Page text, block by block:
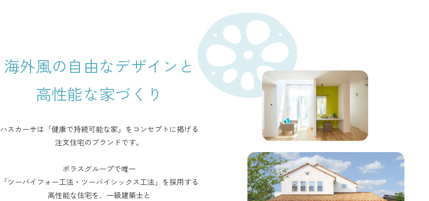
海外風の自由なデザインと
高性能な家づくり
ハスカーサは「健康で持続可能な家」をコンセプトに掲げる
注文住宅のブランドです。
ポラスグループで唯一
「ツーバイフォー工法・ツーバイシックス工法」を採用する
高性能な住宅を、一級建築士と